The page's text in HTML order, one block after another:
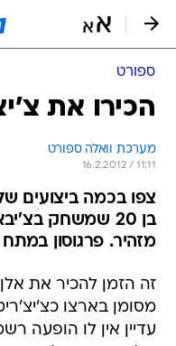
ספורט
הכירו את
מערכת וואלה ספורט
16.2.2012 / 11:11
צפו בכמה ביצועים
בן 20 שמשחק
מזהיר. פרגוסון במתח
זה הזמן להכיר את
עדיין אין לו הופעה